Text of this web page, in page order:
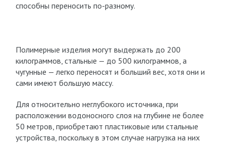
способны переносить по-разному.
Полимерные изделия могут выдержать до 200
килограммов, стальные — до 500 килограммов, а
чугунные — легко переносят и больший вес, хотя они и
сами имеют большую массу.
Для относительно неглубокого источника, при
расположении водоносного слоя на глубине не более
50 метров, приобретают пластиковые или стальные
устройства, поскольку в этом случае нагрузка на них